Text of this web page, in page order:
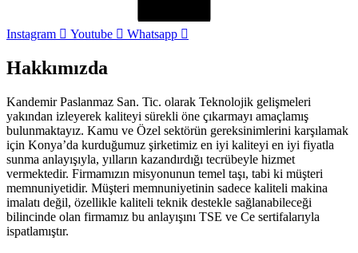
Instagram Youtube Whatsapp
Hakkımızda
Kandemir Paslanmaz San. Tic. olarak Teknolojik gelişmeleri
yakından izleyerek kaliteyi sürekli öne çıkarmayı amaçlamış
bulunmaktayız. Kamu ve Özel sektörün gereksinimlerini karşılamak
için Konya’da kurduğumuz şirketimiz en iyi kaliteyi en iyi fiyatla
sunma anlayışıyla, yılların kazandırdığı tecrübeyle hizmet
vermektedir. Firmamızın misyonunun temel taşı, tabi ki müşteri
memnuniyetidir. Müşteri memnuniyetinin sadece kaliteli makina
imalatı değil, özellikle kaliteli teknik destekle sağlanabileceği
bilincinde olan firmamız bu anlayışını TSE ve Ce sertifalarıyla
ispatlamıştır.